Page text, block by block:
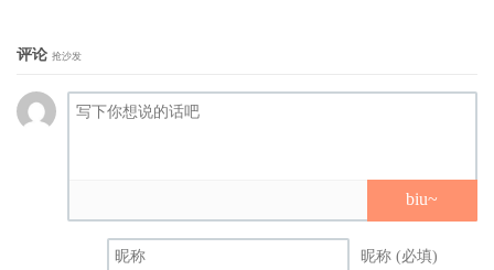
作结，或许纯粹是想营造成像是说书人口中流传的乡村故
事，借此反映真实发生于爱尔兰历史上的饥荒灾难、盛行于
评论 抢沙发
biu~
昵称 (必填)